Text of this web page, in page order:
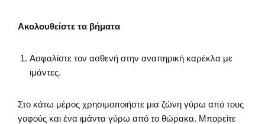
Ακολουθείστε τα βήματα
Ασφαλίστε τον ασθενή στην αναπηρική καρέκλα με
ιμάντες.
Στο κάτω μέρος χρησιμοποιήστε μια ζώνη γύρω από τους
γοφούς και ένα ιμάντα γύρω από το θώρακα. Μπορείτε